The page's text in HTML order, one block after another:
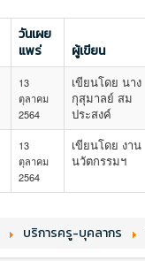
วันเผย
แพร่
ผู้เขียน
13
ตุลาคม
2564
เขียนโดย นาง
กุสุมาลย์ สม
ประสงค์
13
ตุลาคม
2564
เขียนโดย งาน
นวัตกรรมฯ
บริการครู-บุคลากร